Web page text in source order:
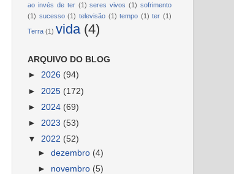
ao invés de ter (1) seres vivos (1) sofrimento
(1) sucesso (1) televisão (1) tempo (1) ter (1)
Terra (1) vida (4)
ARQUIVO DO BLOG
► 2026 (94)
► 2025 (172)
► 2024 (69)
► 2023 (53)
▼ 2022 (52)
►dezembro (4)
► novembro (5)